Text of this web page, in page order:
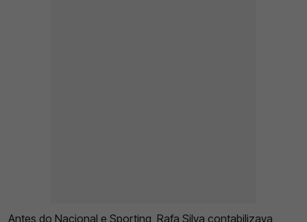
Antes do Nacional e Sporting, Rafa Silva contabilizava